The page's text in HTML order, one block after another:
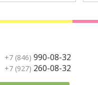
+7 (846) 990-08-32
+7 (927) 260-08-32